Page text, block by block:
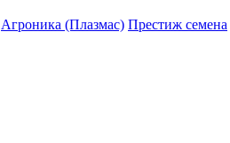
Агроника (Плазмас) Престиж семена